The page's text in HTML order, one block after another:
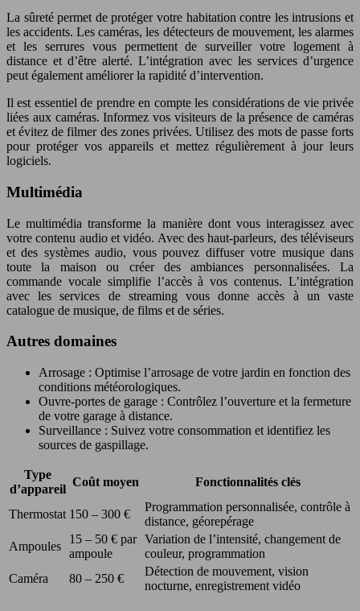
La sûreté permet de protéger votre habitation contre les intrusions et
les accidents. Les caméras, les détecteurs de mouvement, les alarmes
et les serrures vous permettent de surveiller votre logement à
distance et d’être alerté. L’intégration avec les services d’urgence
peut également améliorer la rapidité d’intervention.
Il est essentiel de prendre en compte les considérations de vie privée
liées aux caméras. Informez vos visiteurs de la présence de caméras
et évitez de filmer des zones privées. Utilisez des mots de passe forts
pour protéger vos appareils et mettez régulièrement à jour leurs
logiciels.
Multimédia
Le multimédia transforme la manière dont vous interagissez avec
votre contenu audio et vidéo. Avec des haut-parleurs, des téléviseurs
et des systèmes audio, vous pouvez diffuser votre musique dans
toute la maison ou créer des ambiances personnalisées. La
commande vocale simplifie l’accès à vos contenus. L’intégration
avec les services de streaming vous donne accès à un vaste
catalogue de musique, de films et de séries.
Autres domaines
Arrosage : Optimise l’arrosage de votre jardin en fonction des
conditions météorologiques.
Ouvre-portes de garage : Contrôlez l’ouverture et la fermeture
de votre garage à distance.
Surveillance : Suivez votre consommation et identifiez les
sources de gaspillage.
Type
d’appareil
Coût moyen Fonctionnalités clés
Thermostat 150 – 300 €
Programmation personnalisée, contrôle à
distance, géorepérage
Ampoules
15 – 50 € par
ampoule
Variation de l’intensité, changement de
couleur, programmation
Caméra
80 – 250 €
Détection de mouvement, vision
nocturne, enregistrement vidéo